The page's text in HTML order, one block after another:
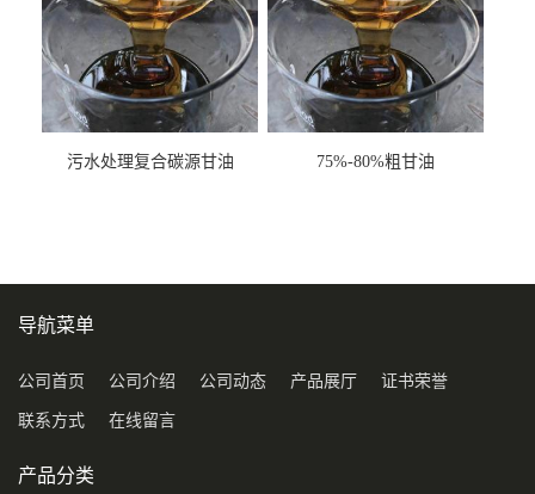
污水处理复合碳源甘油
75%-80%粗甘油
导航菜单
公司首页 公司介绍 公司动态 产品展厅 证书荣誉
联系方式 在线留言
产品分类